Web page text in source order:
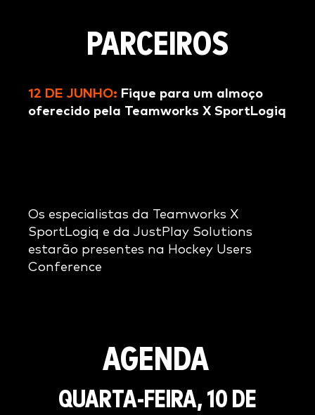
PARCEIROS
12 DE JUNHO: Fique para um almoço
oferecido pela Teamworks X SportLogiq
Os especialistas da Teamworks X
SportLogiq e da JustPlay Solutions
estarão presentes na Hockey Users
Conference
AGENDA
QUARTA-FEIRA, 10 DE